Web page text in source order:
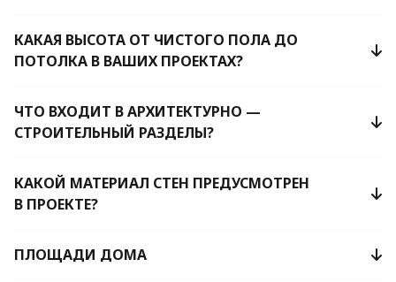
КАКАЯ ВЫСОТА ОТ ЧИСТОГО ПОЛА ДО
ПОТОЛКА В ВАШИХ ПРОЕКТАХ?
ЧТО ВХОДИТ В АРХИТЕКТУРНО —
СТРОИТЕЛЬНЫЙ РАЗДЕЛЫ?
КАКОЙ МАТЕРИАЛ СТЕН ПРЕДУСМОТРЕН
В ПРОЕКТЕ?
ПЛОЩАДИ ДОМА